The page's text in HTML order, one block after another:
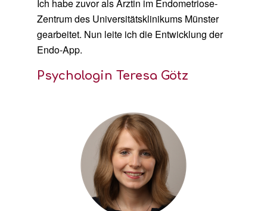
Ich habe zuvor als Ärztin im Endometriose-
Zentrum des Universitätsklinikums Münster
gearbeitet. Nun leite ich die Entwicklung der
Endo-App.
Psychologin Teresa Götz